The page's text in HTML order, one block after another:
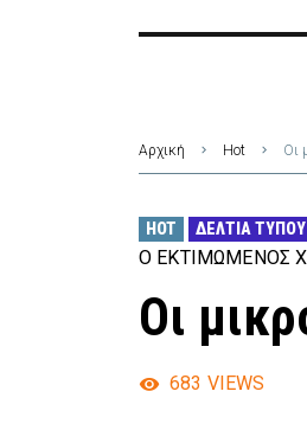
Αρχική Hot Οι
HOT ΔΕΛΤΊΑ ΤΎΠΟΥ
Ο ΕΚΤΙΜΏΜΕΝΟΣ
Οι
683 VIEWS